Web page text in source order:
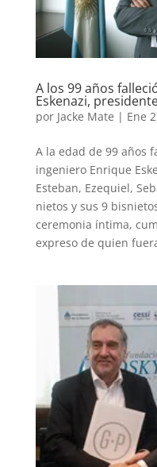
A los 99 años
Eskenazi,
por Jacke Mate | Ene
A la edad de 99 años
ingeniero Enrique
Esteban, Ezequiel,
nietos y sus 9
ceremonia íntima,
expreso de quien